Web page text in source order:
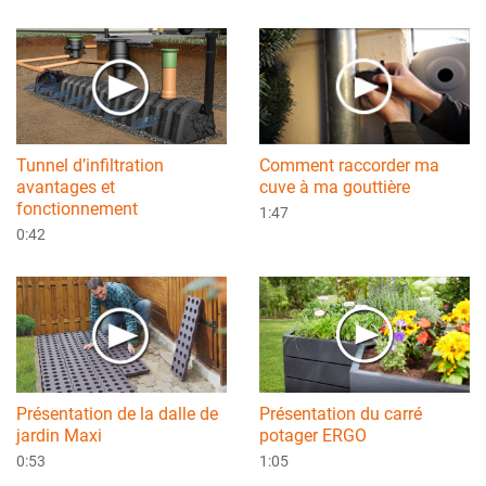
Tunnel d’infiltration
avantages et
fonctionnement
0:42
Comment raccorder ma
cuve à ma gouttière
1:47
Présentation de la dalle de
jardin Maxi
0:53
Présentation du carré
potager ERGO
1:05